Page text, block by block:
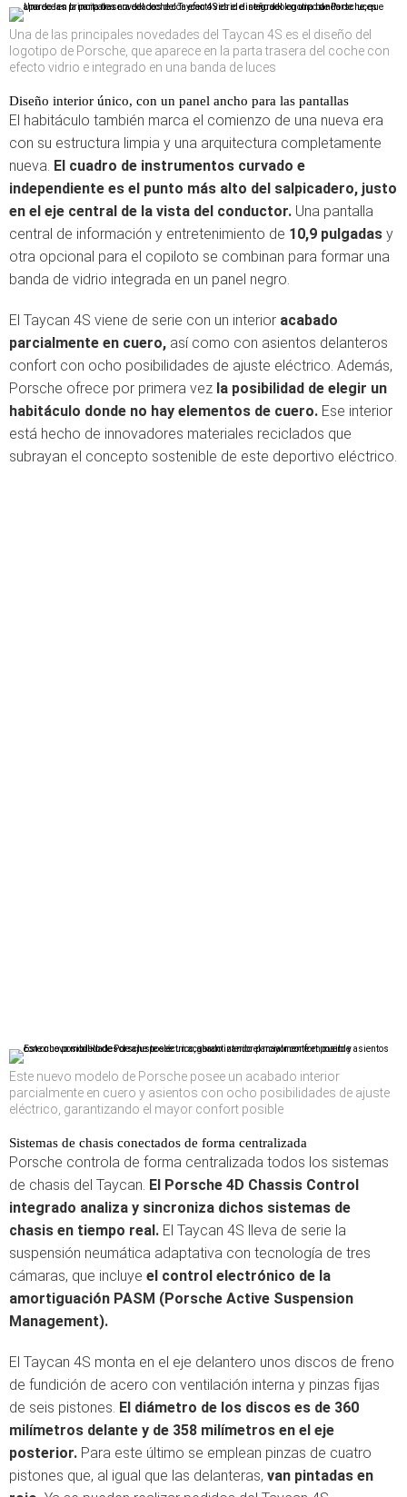
Una de las principales novedades del Taycan 4S es el diseño del
logotipo de Porsche, que aparece en la parta trasera del coche con
efecto vidrio e integrado en una banda de luces
Diseño interior único, con un panel ancho para las pantallas
El habitáculo también marca el comienzo de una nueva era
con su estructura limpia y una arquitectura completamente
nueva. El cuadro de instrumentos curvado e
independiente es el punto más alto del salpicadero, justo
en el eje central de la vista del conductor. Una pantalla
central de información y entretenimiento de 10,9 pulgadas y
otra opcional para el copiloto se combinan para formar una
banda de vidrio integrada en un panel negro.
El Taycan 4S viene de serie con un interior acabado
parcialmente en cuero, así como con asientos delanteros
confort con ocho posibilidades de ajuste eléctrico. Además,
Porsche ofrece por primera vez la posibilidad de elegir un
habitáculo donde no hay elementos de cuero. Ese interior
está hecho de innovadores materiales reciclados que
subrayan el concepto sostenible de este deportivo eléctrico.
Este nuevo modelo de Porsche posee un acabado interior
parcialmente en cuero y asientos con ocho posibilidades de ajuste
eléctrico, garantizando el mayor confort posible
Sistemas de chasis conectados de forma centralizada
Porsche controla de forma centralizada todos los sistemas
de chasis del Taycan. El Porsche 4D Chassis Control
integrado analiza y sincroniza dichos sistemas de
chasis en tiempo real. El Taycan 4S lleva de serie la
suspensión neumática adaptativa con tecnología de tres
cámaras, que incluye el control electrónico de la
amortiguación PASM (Porsche Active Suspension
Management).
El Taycan 4S monta en el eje delantero unos discos de freno
de fundición de acero con ventilación interna y pinzas fijas
de seis pistones. El diámetro de los discos es de 360
milímetros delante y de 358 milímetros en el eje
posterior. Para este último se emplean pinzas de cuatro
pistones que, al igual que las delanteras, van pintadas en